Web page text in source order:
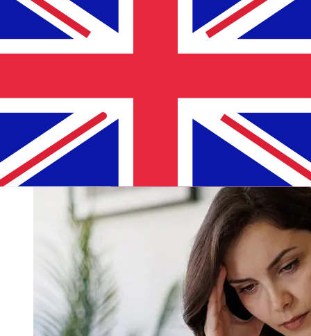
Bezorgtijden voor internationale overboekingen met
QNB van Qatar tot Verenigd Koninkrijk variëren
afhankelijk van de betaalmethode en het tijdstip van
en veiligheidscontroles kunnen ook invloed hebben op
de levering. Controleer Qatar National Bankde
afkaptijden om vertragingen te voorkomen.